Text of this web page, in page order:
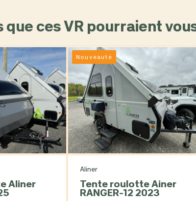
que ces VR pourraient
Nouveauté
Aliner
Tente roulotte Ainer
RANGER-12 2023